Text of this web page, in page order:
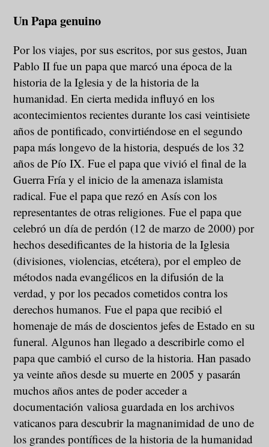
Un Papa genuino
Por los viajes, por sus escritos, por sus gestos, Juan
Pablo II fue un papa que marcó una época de la
historia de la Iglesia y de la historia de la
humanidad. En cierta medida influyó en los
acontecimientos recientes durante los casi veintisiete
años de pontificado, convirtiéndose en el segundo
papa más longevo de la historia, después de los 32
años de Pío IX. Fue el papa que vivió el final de la
Guerra Fría y el inicio de la amenaza islamista
radical. Fue el papa que rezó en Asís con los
representantes de otras religiones. Fue el papa que
celebró un día de perdón (12 de marzo de 2000) por
hechos desedificantes de la historia de la Iglesia
(divisiones, violencias, etcétera), por el empleo de
métodos nada evangélicos en la difusión de la
verdad, y por los pecados cometidos contra los
derechos humanos. Fue el papa que recibió el
homenaje de más de doscientos jefes de Estado en su
funeral. Algunos han llegado a describirle como el
papa que cambió el curso de la historia. Han pasado
ya veinte años desde su muerte en 2005 y pasarán
muchos años antes de poder acceder a
documentación valiosa guardada en los archivos
vaticanos para descubrir la magnanimidad de uno de
los grandes pontífices de la historia de la humanidad